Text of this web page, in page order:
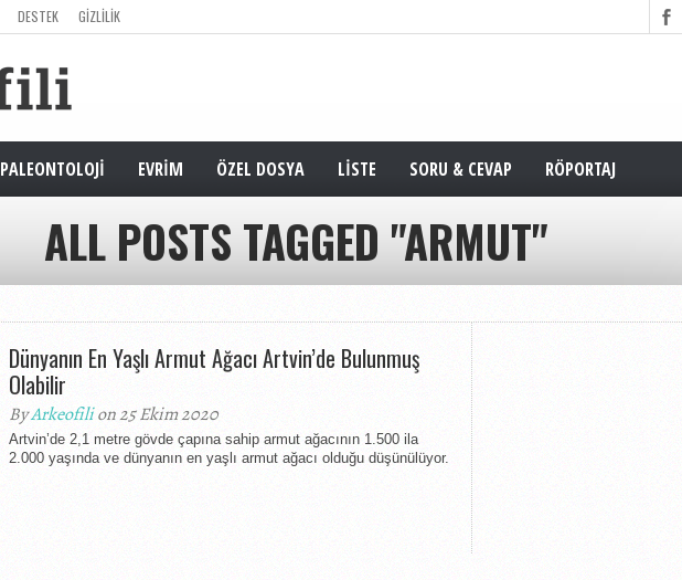
DESTEK GIZLILIK
PALEONTOLOJI EVRIM ÖZEL DOSYA LISTE SORU & CEVAP RÖPORTAJ
ALL POSTS TAGGED "ARMUT"
Dünyanın En Yaşlı Armut Ağacı Artvin’de Bulunmuş
Olabilir
ByArkeofilion 25 Ekim 2020
Artvin’de 2,1 metre gövde çapına sahip armut ağacının 1.500 ila
2.000 yaşında ve dünyanın en yaşlı armut ağacı olduğu düşünülüyor.